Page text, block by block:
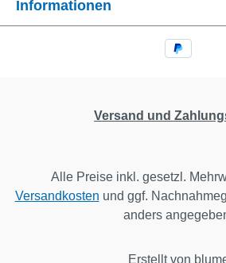
Informationen
Versand und
Alle Preise inkl. gesetzl.
Versandkosten und ggf.
anders
Erstellt von